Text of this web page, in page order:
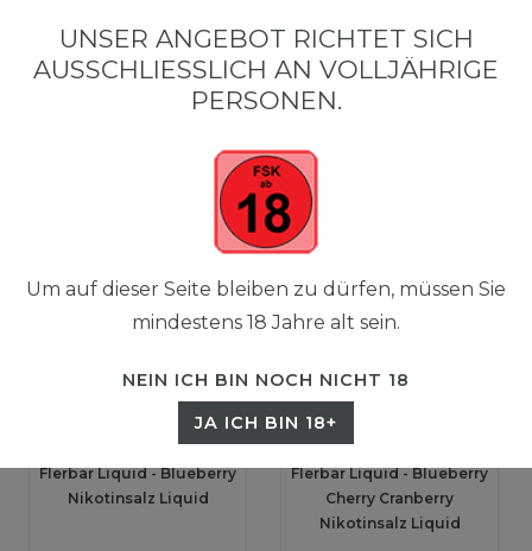
0
0,00 EUR
Flerbar Liquid - Blueberry
Nikotinsalz Liquid
Flerbar Liquid - Blueberry
Cherry Cranberry
Nikotinsalz Liquid
UNSER ANGEBOT RICHTET SICH
AUSSCHLIESSLICH AN VOLLJÄHRIGE P
ERSONEN.
Um auf dieser Seite bleiben zu dürfen, müssen Sie
mindestens 18 Jahre alt sein.
NEIN ICH BIN NOCH NICHT 18
JA ICH BIN 18+